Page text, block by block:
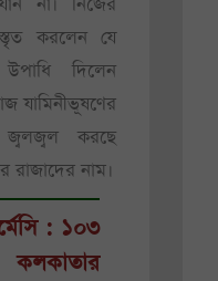
করলেন যে
দিলেন
যামিনীভূষণের
করছে
রাজাদের নাম।
: ১০৩